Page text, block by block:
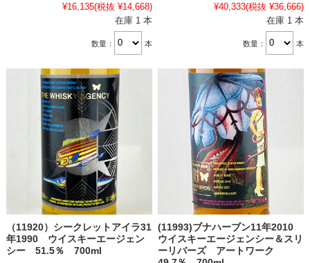
¥16,135(税抜 ¥14,668)
在庫 1 本
数量： 本
¥40,333(税抜 ¥36,666)
在庫 1 本
数量： 本
（11920）シークレットアイラ31
年1990 ウイスキーエージェン
シー 51.5％ 700ml
(11993)ブナハーブン11年2010
ウイスキーエージェンシー＆スリ
ーリバーズ アートワーク